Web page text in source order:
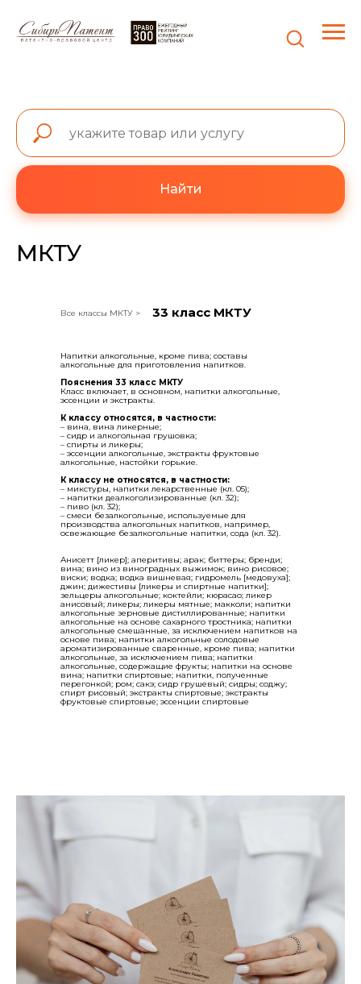
Найти
МКТУ
Напитки алкогольные, кроме пива; составы
алкогольные для приготовления напитков.
Пояснения 33 класс МКТУ
Класс включает, в основном, напитки алкогольные,
эссенции и экстракты.
К классу относятся, в частности:
– вина, вина ликерные;
– сидр и алкогольная грушовка;
– спирты и ликеры;
– эссенции алкогольные, экстракты фруктовые
алкогольные, настойки горькие.
К классу не относятся, в частности:
– микстуры, напитки лекарственные (кл. 05);
– напитки деалкоголизированные (кл. 32);
– пиво (кл. 32);
– смеси безалкогольные, используемые для
производства алкогольных напитков, например,
освежающие безалкогольные напитки, сода (кл. 32).
Анисетт [ликер]; аперитивы; арак; биттеры; бренди;
вина; вино из виноградных выжимок; вино рисовое;
виски; водка; водка вишневая; гидромель [медовуха];
джин; дижестивы [ликеры и спиртные напитки];
зельцеры алкогольные; коктейли; кюрасао; ликер
анисовый; ликеры; ликеры мятные; макколи; напитки
алкогольные зерновые дистиллированные; напитки
алкогольные на основе сахарного тростника; напитки
алкогольные смешанные, за исключением напитков на
основе пива; напитки алкогольные солодовые
ароматизированные сваренные, кроме пива; напитки
алкогольные, за исключением пива; напитки
алкогольные, содержащие фрукты; напитки на основе
вина; напитки спиртовые; напитки, полученные
перегонкой; ром; сакэ; сидр грушевый; сидры; соджу;
спирт рисовый; экстракты спиртовые; экстракты
фруктовые спиртовые; эссенции спиртовые
33 класс МКТУ
Все классы МКТУ >